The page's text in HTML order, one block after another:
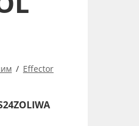
Effector